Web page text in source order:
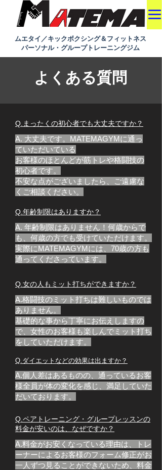
ムエタイ／キックボクシング＆​フィットネス
​パーソナル・グループトレーニングジム
​よくある質問
​Q.まったくの初心者でも大丈夫ですか？
A. 大丈夫です。MATEMAGYMに通っ
ていただいている
お客様のほとんどが筋トレや格闘技の
初心者です。
​不安な点がございましたら、ご遠慮な
くご相談ください。
​Q.年齢制限はありますか？
A. 年齢制限はありません！何歳からで
も、何歳の方でも受けていただけます。​
実際にMATEMAGYMには、70歳の方も
通ってくださっています。
​Q.女の人もミット打ちができますか？
A.格闘技のミット打ちは難しいものでは
ありません。
基礎的な事から丁寧にお伝えしますの
で、女性のお客様も楽しんでミット打ち
をしていただけます。
​Q.ダイエットなどの効果は出ますか ？
A.個人差はあるものの、通っているお客
様全員が体の変化を感じ、満足していた
だいております。
​Q.ペアトレーニング・グループレッスンの
料金が安いのは、なぜですか？
A.料金がお安くなっている理由は、トレ
ーナーによるお客様のフォーム修正がお
一人ずつ見ることができないため、料金